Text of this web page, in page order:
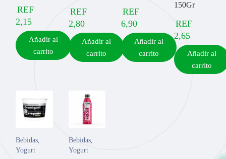
REF
2,15
Añadir al
carrito
REF
2,80
Añadir al
carrito
REF
6,90
Añadir al
carrito
150Gr
REF
2,65
Añadir al
carrito
Bebidas
Yogurt
Bebidas,
Yogurt